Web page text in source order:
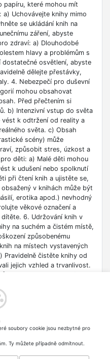
papíru, které mohou mít
Uchovávejte knihy mimo
se ukládání knih na
záření, abyste
zdraví: a) Dlouhodobé
hlavy a problémům s
osvětlení, abyste
dělejte přestávky,
4. Nebezpečí pro duševní
mohou obsahovat
Před přečtením si
b) Intenzivní vstup do světa
k odtržení od reality a
světa. c) Obsah
scény) může
způsobit stres, úzkost a
děti: a) Malé děti mohou
k udušení nebo spolknutí
při čtení knih a ujistěte se,
v knihách může být
erotika apod.) nevhodný
věkové označení a
6. Udržování knih v
na suchém a čistém místě,
způsobenému
na místech vystavených
Pravidelně čistěte knihy od
jejich vzhled a trvanlivost.
Věnujte pozornost datu
oblastech se rychle
a dodržujte pravidla
a) Dodržujte autorská
soubory cookie jsou nezbytné pro
Ty můžete případně odmítnout.